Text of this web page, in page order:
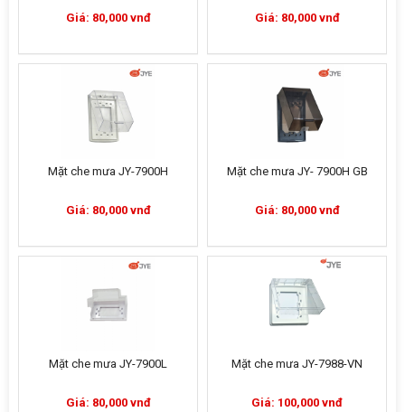
Giá: 80,000 vnđ Giá: 80,000 vnđ
Mặt che mưa JY-7900H
Giá: 80,000 vnđ
Mặt che mưa JY- 7900H GB
Giá: 80,000 vnđ
Mặt che mưa JY-7900L
Giá: 80,000 vnđ
Mặt che mưa JY-7988-VN
Giá: 100,000 vnđ